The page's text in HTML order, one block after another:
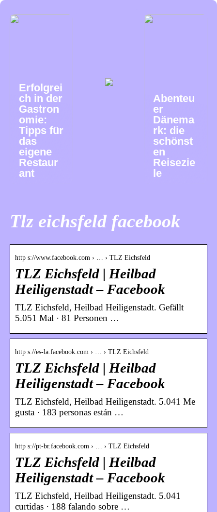
Erfolgrei
ch in der
Gastron
omie:
Tipps für
das
eigene
Restaur
ant
Abenteu
er
Dänema
rk: die
schönst
en
Reisezie
le
Tlz eichsfeld facebook
http s://www.facebook.com › … › TLZ Eichsfeld
TLZ Eichsfeld | Heilbad
Heiligenstadt – Facebook
TLZ Eichsfeld, Heilbad Heiligenstadt. Gefällt
5.051 Mal · 81 Personen …
http s://es-la.facebook.com › … › TLZ Eichsfeld
TLZ Eichsfeld | Heilbad
Heiligenstadt – Facebook
TLZ Eichsfeld, Heilbad Heiligenstadt. 5.041 Me
gusta · 183 personas están …
http s://pt-br.facebook.com › … › TLZ Eichsfeld
TLZ Eichsfeld | Heilbad
Heiligenstadt – Facebook
TLZ Eichsfeld, Heilbad Heiligenstadt. 5.041
curtidas · 188 falando sobre …